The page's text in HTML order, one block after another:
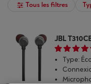
Tous les filtres
JBL
Type: